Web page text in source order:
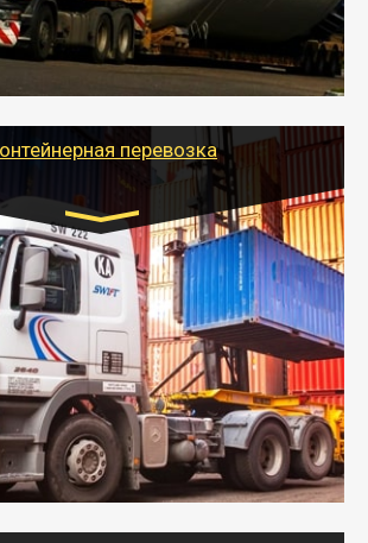
в короткие сроки поможет вам
безопасно перевезти негабаритные
России тралом, манипулятором и
и подобрать оптимальный
перевозка
за км. Рассчитывается
индивидуально
грузоперевозки на специальном
транспорте быстро, качественно и
компания поможет
доставку в порт и из порта
на контейнеровозе,
(открытых кузовах),
крепления.